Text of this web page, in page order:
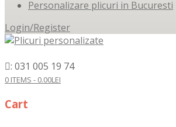
Personalizare plicuri in Bucuresti
Login/Register
: 031 005 19 74
0 ITEMS - 0.00LEI
Cart